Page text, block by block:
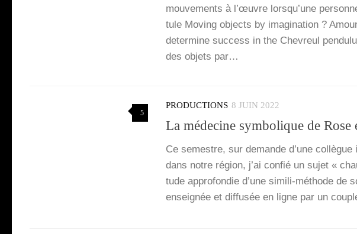
mou­ve­ments à l’œuvre lors­qu’une
tule Moving objects by ima­gi­na­tion ?
deter­mine suc­cess in the Che­vreul
des objets par…
5
PRODUCTIONS 8 JUIN 2022
La médecine symbolique de
Ce semestre, sur demande d’une
dans notre région, j’ai confié un sujet «
tude appro­fon­die d’une simi­­li-méthode de
ensei­gnée et dif­fu­sée en ligne par un